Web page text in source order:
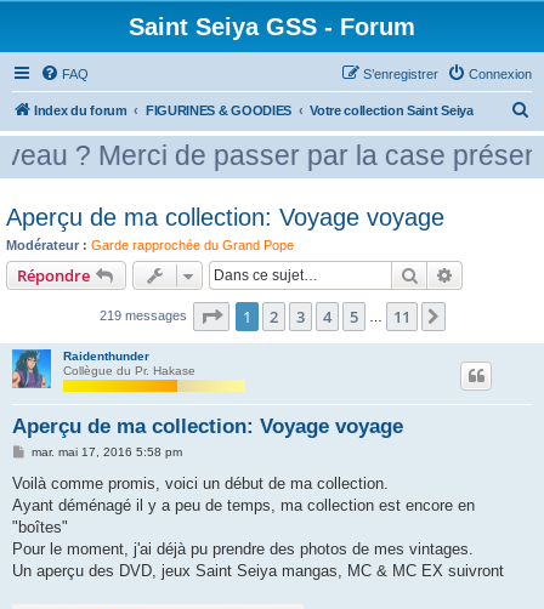
Saint Seiya GSS - Forum
FAQ Connexion
S’enregistrer
Index du forum FIGURINES & GOODIES Votre collection Saint Seiya
e
e
passer par la case présentation
Aperçu de ma collection: Voyage voyage
Modérateur : Garde rapprochée du Grand Pope
Répondre Rechercher
219 messages Page 1sur11
1 2 3 4 5 11
Raidenthunder
Collègue du Pr. Hakase
Aperçu de ma collection: Voyage voyage
M
s
a
g
mar. mai 17, 2016 5:58 pm
Voilà comme promis, voici un début de ma collection.
Ayant déménagé il y a peu de temps, ma collection est encore en
"boîtes"
Pour le moment, j'ai déjà pu prendre des photos de mes vintages.
Un aperçu des DVD, jeux Saint Seiya mangas, MC & MC EX suivront